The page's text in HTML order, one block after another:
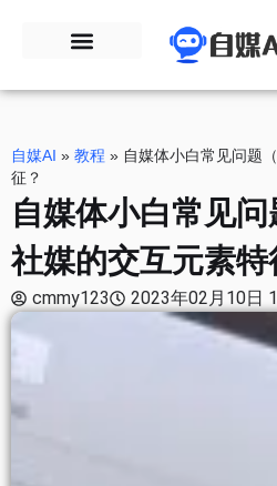
自媒AI » 教程 » 自媒体小白常见问题
征？
自媒体小白常见
社媒的交互元素特
cmmy123 2023年02月10日